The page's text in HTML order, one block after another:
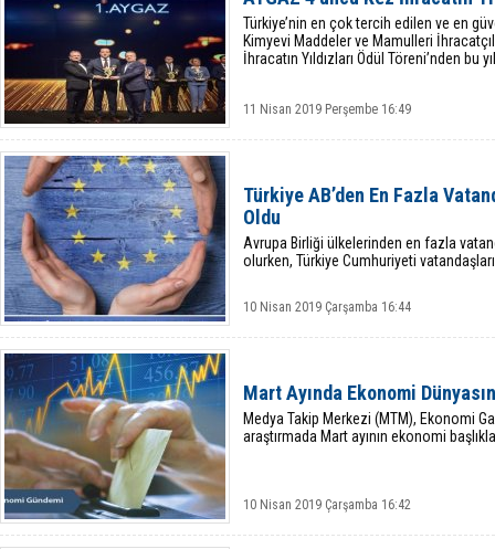
Türkiye’nin en çok tercih edilen ve en
Kimyevi Maddeler ve Mamulleri
İhracatın Yıldızları Ödül Töreni’nden bu
11 Nisan 2019 Perşembe 16:49
Türkiye AB’den En Fazla
Oldu
Avrupa Birliği ülkelerinden en fazla
olurken, Türkiye Cumhuriyeti
10 Nisan 2019 Çarşamba 16:44
Mart Ayında Ekonomi
Medya Takip Merkezi (MTM), Ekonomi
araştırmada Mart ayının ekonomi
10 Nisan 2019 Çarşamba 16:42